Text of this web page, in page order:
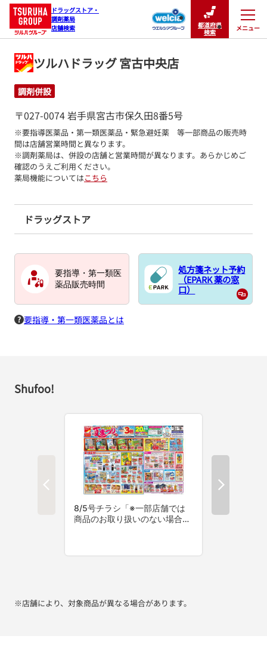
ドラッグストア・
調剤薬局
店舗検索
都道府県
検索
メニュー
閉じる
ツルハドラッグ 宮古中央店
調剤併設
〒027-0074 岩手県宮古市保久田8番5号
※要指導医薬品・第一類医薬品・緊急避妊薬　等一部商品の販売時
間は店舗営業時間と異なります。
※調剤薬局は、併設の店舗と営業時間が異なります。あらかじめご
確認のうえご利用ください。
薬局機能についてはこちら
ドラッグストア
要指導・第一類医
薬品販売時間
処方箋ネット予約
（EPARK 薬の窓
口）
要指導・第一類医薬品とは
Shufoo!
※店舗により、対象商品が異なる場合があります。